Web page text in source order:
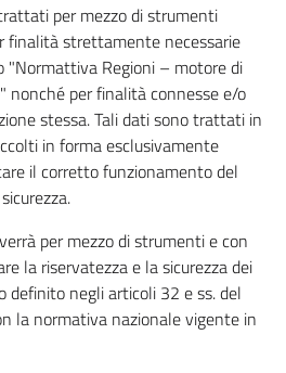
per mezzo di strumenti
finalità strettamente necessarie
"Normattiva Regioni – motore di
nonché per finalità connesse e/o
stessa. Tali dati sono trattati in
in forma esclusivamente
il corretto funzionamento del
per mezzo di strumenti e con
la riservatezza e la sicurezza dei
definito negli articoli 32 e ss. del
la normativa nazionale vigente in